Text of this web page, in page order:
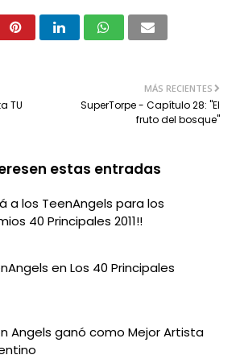
MÁS RECIENTES
SuperTorpe - Capítulo 28: "El
fruto del bosque"
TU
estas entradas
a los TeenAngels para los
40 Principales 2011!!
en Los 40 Principales
Angels ganó como Mejor Artista